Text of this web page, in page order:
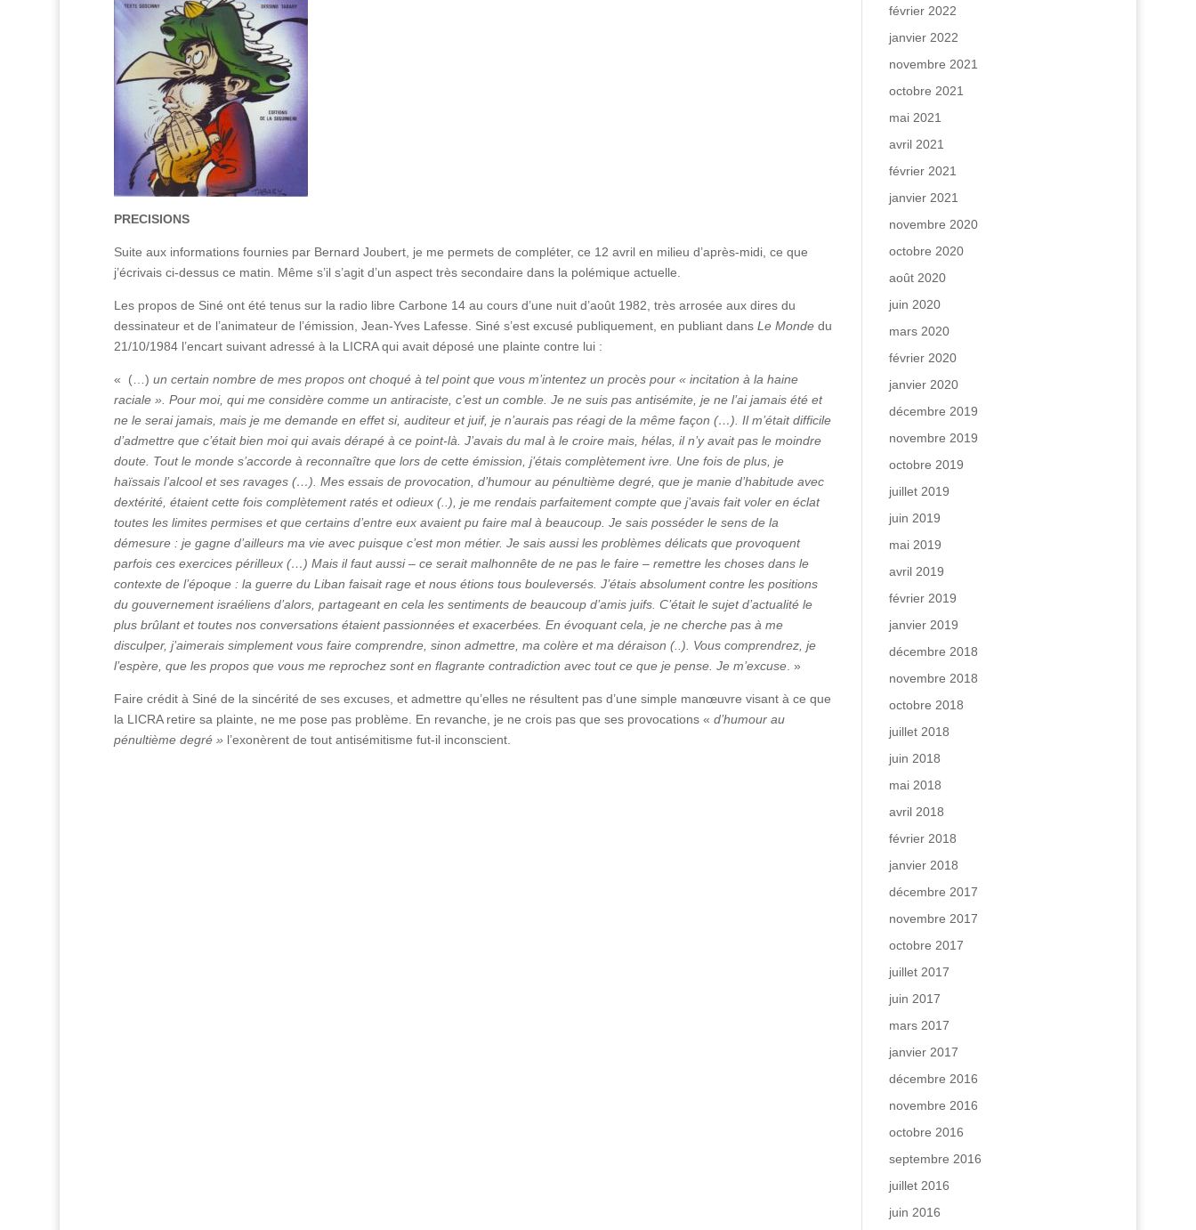
PRECISIONS
Suite aux informations fournies par Bernard Joubert, je me permets de compléter, ce 12 avril en milieu d’après-midi, ce que
j’écrivais ci-dessus ce matin. Même s’il s’agit d’un aspect très secondaire dans la polémique actuelle.
Les propos de Siné ont été tenus sur la radio libre Carbone 14 au cours d’une nuit d’août 1982, très arrosée aux dires du
dessinateur et de l’animateur de l’émission, Jean-Yves Lafesse. Siné s’est excusé publiquement, en publiant dans Le Mondedu
21/10/1984 l’encart suivant adressé à la LICRA qui avait déposé une plainte contre lui :
« (…) un certain nombre de mes propos ont choqué à tel point que vous m’intentez un procès pour « incitation à la haine
raciale ». Pour moi, qui me considère comme un antiraciste, c’est un comble. Je ne suis pas antisémite, je ne l’ai jamais été et
ne le serai jamais, mais je me demande en effet si, auditeur et juif, je n’aurais pas réagi de la même façon (…). Il m’était difficile
d’admettre que c’était bien moi qui avais dérapé à ce point-là. J’avais du mal à le croire mais, hélas, il n’y avait pas le moindre
doute. Tout le monde s’accorde à reconnaître que lors de cette émission, j’étais complètement ivre. Une fois de plus, je
haïssais l’alcool et ses ravages (…). Mes essais de provocation, d’humour au pénultième degré, que je manie d’habitude avec
dextérité, étaient cette fois complètement ratés et odieux (..), je me rendais parfaitement compte que j’avais fait voler en éclat
toutes les limites permises et que certains d’entre eux avaient pu faire mal à beaucoup. Je sais posséder le sens de la
démesure : je gagne d’ailleurs ma vie avec puisque c’est mon métier. Je sais aussi les problèmes délicats que provoquent
parfois ces exercices périlleux (…) Mais il faut aussi – ce serait malhonnête de ne pas le faire – remettre les choses dans le
contexte de l’époque : la guerre du Liban faisait rage et nous étions tous bouleversés. J’étais absolument contre les positions
du gouvernement israéliens d’alors, partageant en cela les sentiments de beaucoup d’amis juifs. C’était le sujet d’actualité le
plus brûlant et toutes nos conversations étaient passionnées et exacerbées. En évoquant cela, je ne cherche pas à me
disculper, j’aimerais simplement vous faire comprendre, sinon admettre, ma colère et ma déraison (..). Vous comprendrez, je
l’espère, que les propos que vous me reprochez sont en flagrante contradiction avec tout ce que je pense. Je m’excuse. »
Faire crédit à Siné de la sincérité de ses excuses, et admettre qu’elles ne résultent pas d’une simple manœuvre visant à ce que
la LICRA retire sa plainte, ne me pose pas problème. En revanche, je ne crois pas que ses provocations « d’humour au
pénultième degré » l’exonèrent de tout antisémitisme fut-il inconscient.
février 2022
janvier 2022
novembre 2021
octobre 2021
mai 2021
avril 2021
février 2021
janvier 2021
novembre 2020
octobre 2020
août 2020
juin 2020
mars 2020
février 2020
janvier 2020
décembre 2019
novembre 2019
octobre 2019
juillet 2019
juin 2019
mai 2019
avril 2019
février 2019
janvier 2019
décembre 2018
novembre 2018
octobre 2018
juillet 2018
juin 2018
mai 2018
avril 2018
février 2018
janvier 2018
décembre 2017
novembre 2017
octobre 2017
juillet 2017
juin 2017
mars 2017
janvier 2017
décembre 2016
novembre 2016
octobre 2016
septembre 2016
juillet 2016
juin 2016